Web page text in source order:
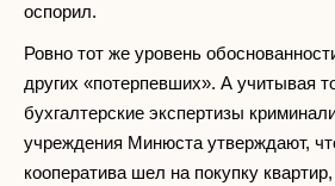
оспорил.
Ровно тот же уровень
других «потерпевших». А учитывая
бухгалтерские экспертизы
учреждения Минюста утверждают,
кооператива шел на покупку